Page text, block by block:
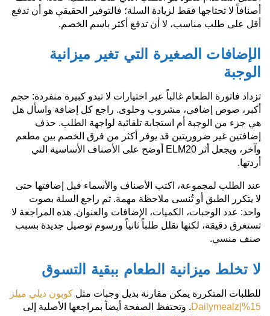
أصنافاً لا تحتاجها فقط لزيادة السلة؛ فالتوفير الحقيقي هو أن تدفع
أقل على طلب مناسب، لا أن تدفع أكثر باسم الخصم.
الإضافات الصغيرة التي تغير ميزانية
الوجبة
تزداد فاتورة الطعام غالباً عبر اختيارات لا تبدو كبيرة منفردة: حجم
أكبر، صوص إضافي، مشروب وحلوى. راجع كل إضافة واسأل هل
هي جزء من الوجبة أم استجابة تلقائية لواجهة الطلب. حذف
إضافتين غير ضروريتين قد يوفر أكثر من فرق الخصم بين مطعم
وآخر، ويجعل أثر ELM20 أوضح على الأصناف الأساسية التي
أردتها.
عند الطلب لمجموعة، اكتب الأصناف والأسماء قبل إضافتها حتى
لا يتكرر الطبق أو تُنسى ملاحظة مهمة. ثم راجع السلة بصوت
واحد: عدد الوجبات، الكميات، الإضافات والعنوان. هذه المراجعة لا
تستغرق دقيقة، لكنها تقلل طلباً ثانياً ورسوم توصيل جديدة بسبب
صنف منسي.
لا تخلط ميزانية الطعام ببقية التسوق
للطلبات المتكررة يمكن مقارنة بديل وجبات مثل كوبون ديلي ميلز
15%|Dailymealz
. وتحتفظ الصفحة أيضاً بمراجعها الأصلية إلى